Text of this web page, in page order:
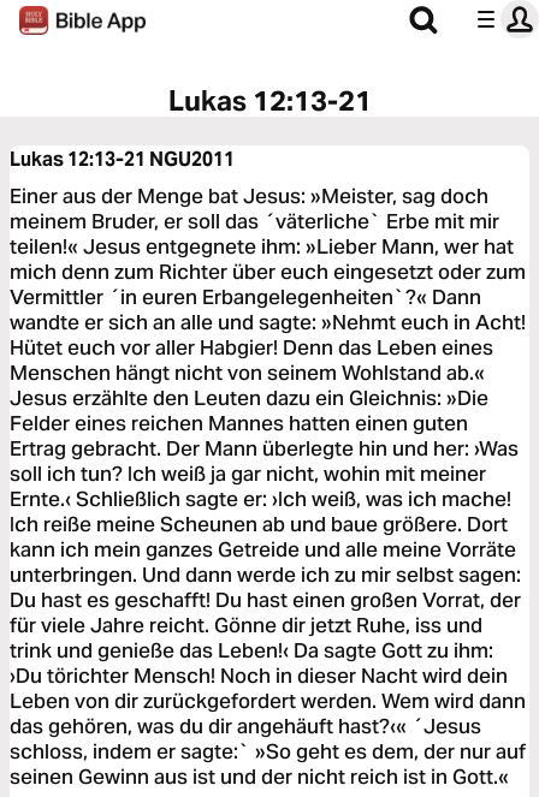
Lukas 12:13-21
Lukas 12:13-21 NGU2011
Einer aus der Menge bat Jesus: »Meister, sag doch
meinem Bruder, er soll das ´väterliche` Erbe mit mir
teilen!« Jesus entgegnete ihm: »Lieber Mann, wer hat
mich denn zum Richter über euch eingesetzt oder zum
Vermittler ´in euren Erbangelegenheiten`?« Dann
wandte er sich an alle und sagte: »Nehmt euch in Acht!
Hütet euch vor aller Habgier! Denn das Leben eines
Menschen hängt nicht von seinem Wohlstand ab.«
Jesus erzählte den Leuten dazu ein Gleichnis: »Die
Felder eines reichen Mannes hatten einen guten
Ertrag gebracht. Der Mann überlegte hin und her: ›Was
soll ich tun? Ich weiß ja gar nicht, wohin mit meiner
Ernte.‹ Schließlich sagte er: ›Ich weiß, was ich mache!
Ich reiße meine Scheunen ab und baue größere. Dort
kann ich mein ganzes Getreide und alle meine Vorräte
unterbringen. Und dann werde ich zu mir selbst sagen:
Du hast es geschafft! Du hast einen großen Vorrat, der
für viele Jahre reicht. Gönne dir jetzt Ruhe, iss und
trink und genieße das Leben!‹ Da sagte Gott zu ihm:
›Du törichter Mensch! Noch in dieser Nacht wird dein
Leben von dir zurückgefordert werden. Wem wird dann
das gehören, was du dir angehäuft hast?‹« ´Jesus
schloss, indem er sagte:` »So geht es dem, der nur auf
seinen Gewinn aus ist und der nicht reich ist in Gott.«